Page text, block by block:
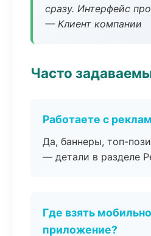
сразу. Интерфейс
— Клиент компании
Часто
Работаете с
Да, баннеры, топ-
— детали в разделе
Где взять
приложение?